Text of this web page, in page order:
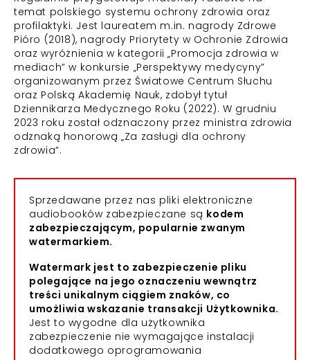
temat polskiego systemu ochrony zdrowia oraz
profilaktyki. Jest laureatem m.in. nagrody Zdrowe
Pióro (2018), nagrody Priorytety w Ochronie Zdrowia
oraz wyróżnienia w kategorii „Promocja zdrowia w
mediach” w konkursie „Perspektywy medycyny”
organizowanym przez Światowe Centrum Słuchu
oraz Polską Akademię Nauk, zdobył tytuł
Dziennikarza Medycznego Roku (2022). W grudniu
2023 roku został odznaczony przez ministra zdrowia
odznaką honorową „Za zasługi dla ochrony
zdrowia”.
Sprzedawane przez nas pliki elektroniczne
audiobooków zabezpieczane są kodem
zabezpieczającym, popularnie zwanym
watermarkiem.
Watermark jest to zabezpieczenie pliku
polegające na jego oznaczeniu wewnątrz
treści unikalnym ciągiem znaków, co
umożliwia wskazanie transakcji Użytkownika.
Jest to wygodne dla użytkownika
zabezpieczenie nie wymagające instalacji
dodatkowego oprogramowania